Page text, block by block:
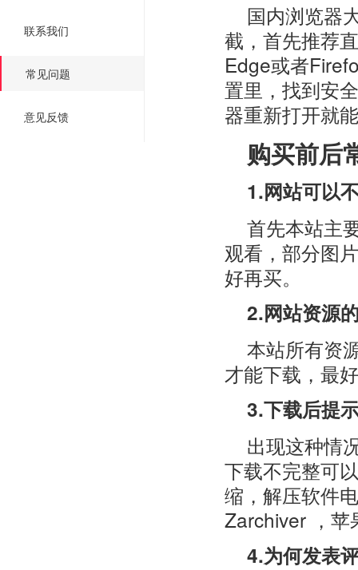
联系我们
常见问题
意见反馈
国内浏览器
截，首先推荐
Edge或者
置里，找到安
器重新打开就
购买前后
1.网站可以
首先本站主
观看，部分图
好再买。
2.网站资源
本站所有资
才能下载，最
3.下载后提
出现这种情
下载不完整可
缩，解压软件
Zarchiver ，苹
4.为何发表